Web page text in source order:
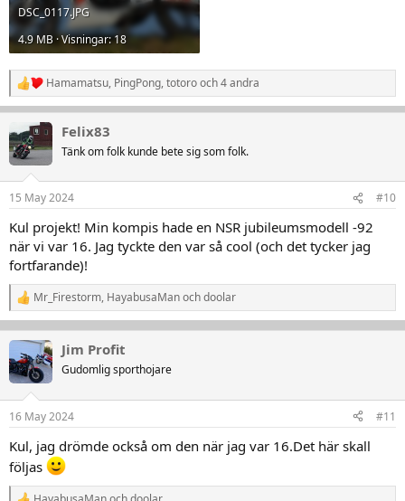
DSC_0117.JPG
4.9 MB · Visningar: 18
R
e
a
k
t
i
e
:
Hamamatsu, PingPong,totorooch 4 andra
Felix83
Tänk om folk kunde bete sig som folk.
15 May 2024 #10
Kul projekt! Min kompis hade en NSR jubileumsmodell -92
när vi var 16. Jag tyckte den var så cool (och det tycker jag
fortfarande)!
R
e
a
k
t
i
n
e
:
Mr_Firestorm, HayabusaManochdoolar
Jim Profit
Gudomlig sporthojare
16 May 2024 #11
Kul, jag drömde också om den när jag var 16.Det här skall
följas